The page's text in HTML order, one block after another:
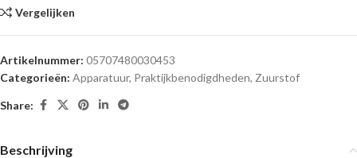
Vergelijken
Artikelnummer: 05707480030453
Categorieën: Apparatuur, Praktijkbenodigdheden, Zuurstof
Share:
Beschrijving